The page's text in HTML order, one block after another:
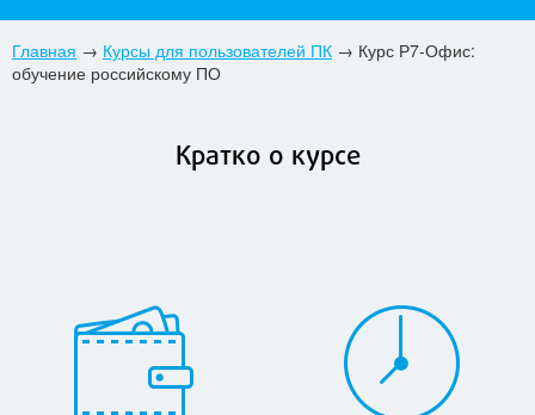
Главная → Курсы для пользователей ПК → Курс Р7-Офис:
обучение российскому ПО
Кратко о курсе